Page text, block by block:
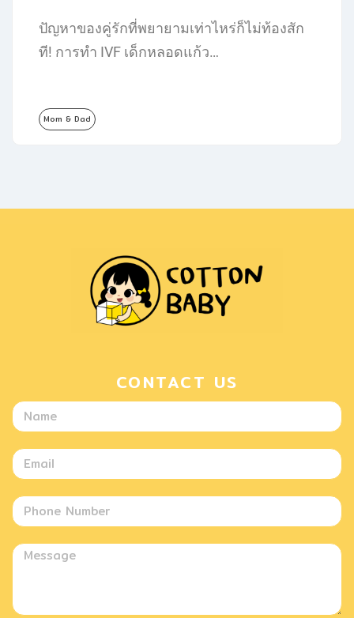
ปัญหาของคู่รักที่พยายามเท่าไหร่ก็ไม่ท้องสัก
ที! การทำ IVF เด็กหลอดแก้ว…
Mom & Dad
CONTACT US